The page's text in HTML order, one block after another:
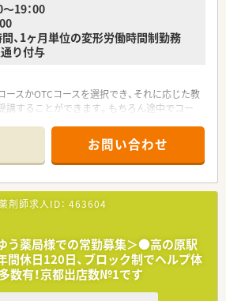
19：00
、1ヶ月単位の変形労働時間制勤務
り付与
スかOTCコースを選択でき、それに応じた教
講することができます。もちろん途中でコー
により専門業務を分担しているので、日用雑
舗の売上利益にとらわれることなく、調剤業務
ングなど「薬剤師の仕事」に集中することがで
、かかりつけ薬剤師・薬局 の機能に加えて、
の取得にも積極的に取り組んでいます。また、
あたり20～30枚に設定し余裕を持った人員配
じっくりと教育をしたり、働きやすい労働環境
の患者さんに丁寧に対応することを実現させて
で延長できる制度、時短勤務は子供が中学1
お問い合わせ
剤師求人ID： 463604
ゆう薬局様での常勤募集＞●高の原駅
間休日120日、ブロック制でヘルプ体
数有！京都出店数№1です